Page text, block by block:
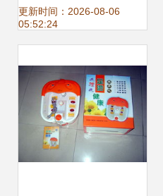
保健仪器 家庭健康
更新时间：2026-08-06
05:52:24